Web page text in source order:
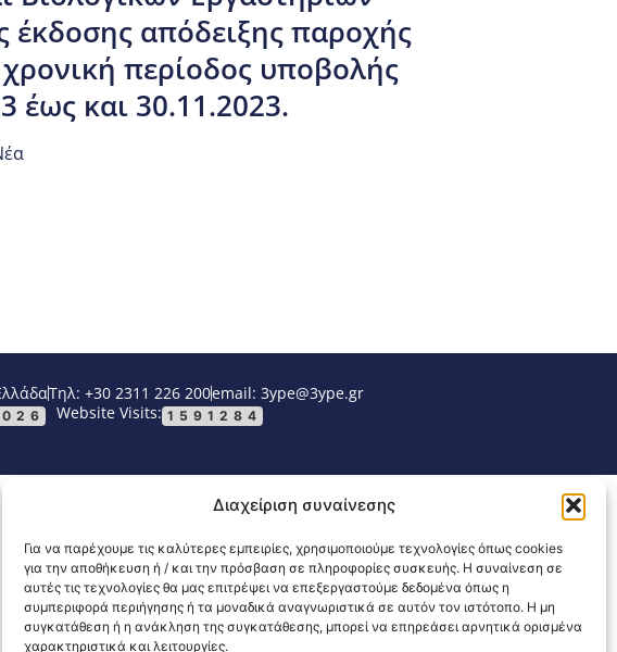
Διαχείριση συναίνεσης
Για να παρέχουμε τις καλύτερες εμπειρίες, χρησιμοποιούμε τεχνολογίες όπως cookies
για την αποθήκευση ή / και την πρόσβαση σε πληροφορίες συσκευής. Η συναίνεση σε
αυτές τις τεχνολογίες θα μας επιτρέψει να επεξεργαστούμε δεδομένα όπως η
συμπεριφορά περιήγησης ή τα μοναδικά αναγνωριστικά σε αυτόν τον ιστότοπο. Η μη
συγκατάθεση ή η ανάκληση της συγκατάθεσης, μπορεί να επηρεάσει αρνητικά ορισμένα
χαρακτηριστικά και λειτουργίες.
έκδοσης απόδειξης παροχής
περίοδος υποβολής
έως και 30.11.2023.
Τηλ: +30 2311 226 200email: 3ype@3ype.gr
Website Visits: 1591284